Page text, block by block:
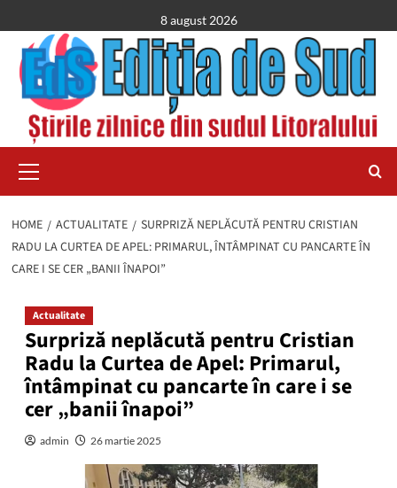
to
content
8 august 2026
Menu
HOME ACTUALITATE
SURPRIZĂ NEPLĂCUTĂ PENTRU CRISTIAN
RADU LA CURTEA DE APEL: PRIMARUL, ÎNTÂMPINAT CU PANCARTE ÎN
CARE I SE CER „BANII ÎNAPOI”
Actualitate
Surpriză neplăcută pentru Cristian
Radu la Curtea de Apel: Primarul,
întâmpinat cu pancarte în care i se
cer „banii înapoi”
admin 26 martie 2025